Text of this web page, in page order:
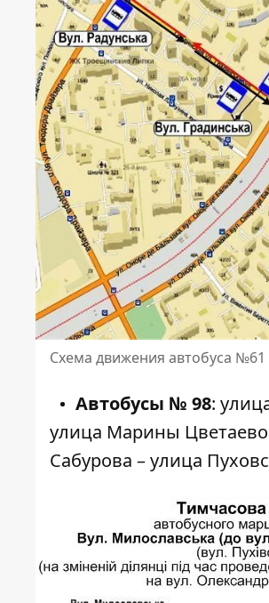
Схема движения автобуса №61
Автобусы № 98:
улица Марины
Сабурова – улица